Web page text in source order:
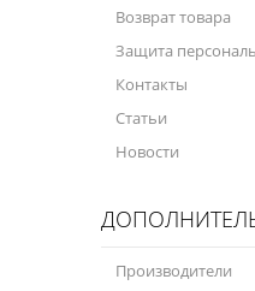
Возврат товара
Защита
Контакты
Статьи
Новости
Производители